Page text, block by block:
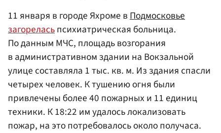
11 января в городе Яхроме вПодмосковье
загореласьпсихиатрическая больница.
По данным МЧС, площадь возгорания
в административном здании на Вокзальной
улице составляла 1 тыс. кв. м. Из здания спасли
четырех человек. К тушению огня были
привлечены более 40 пожарных и 11 единиц
техники. К 18:22 им удалось локализовать
пожар, на это потребовалось около получаса.